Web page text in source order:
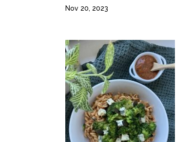
Nov 20, 2023